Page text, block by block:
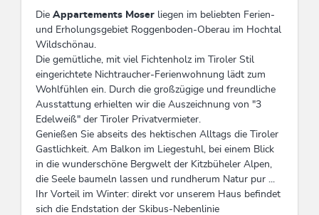
Die Appartements Moser liegen im beliebten Ferien-
und Erholungsgebiet Roggenboden-Oberau im Hochtal
Wildschönau.
Die gemütliche, mit viel Fichtenholz im Tiroler Stil
eingerichtete Nichtraucher-Ferienwohnung lädt zum
Wohlfühlen ein. Durch die großzügige und freundliche
Ausstattung erhielten wir die Auszeichnung von "3
Edelweiß" der Tiroler Privatvermieter.
Genießen Sie abseits des hektischen Alltags die Tiroler
Gastlichkeit. Am Balkon im Liegestuhl, bei einem Blick
in die wunderschöne Bergwelt der Kitzbüheler Alpen,
die Seele baumeln lassen und rundherum Natur pur ...
Ihr Vorteil im Winter: direkt vor unserem Haus befindet
sich die Endstation der Skibus-Nebenlinie